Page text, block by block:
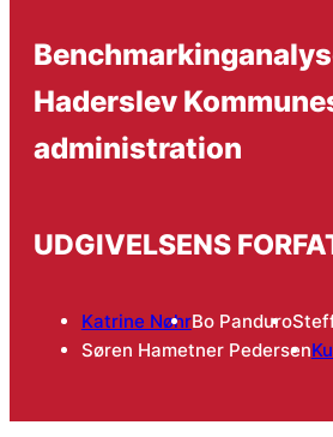
Haderslev
administration
UDGIVELSENS
Katrine NøhrBo Panduro
Søren Hametner Pedersen